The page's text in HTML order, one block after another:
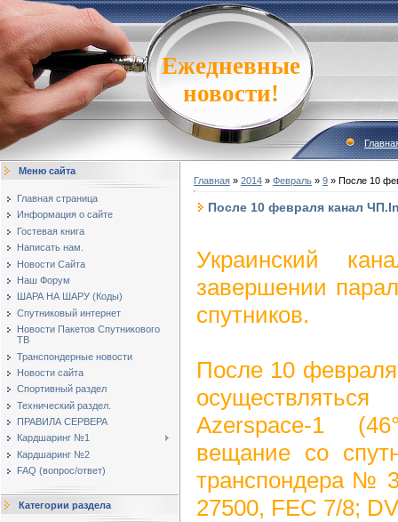
Ежедневные
новости!
Меню сайта
Главная страница
Информация о сайте
Гостевая книга
Написать нам.
Новости Сайта
Наш Форум
ШАРА НА ШАРУ (Коды)
Спутниковый интернет
Новости Пакетов Спутникового
ТВ
Транспондерные новости
Новости сайта
Спортивный раздел
Технический раздел.
ПРАВИЛА СЕРВЕРА
Кардшаринг №1
Кардшаринг №2
FAQ (вопрос/ответ)
Категории раздела
Главная » 2014 » Февраль » 9 » После 10
После 10 февраля канал
Украинский
завершении
спутников.
После 10
Azerspace-1
вещание со
транспондера №
27500, FEC 7/8;